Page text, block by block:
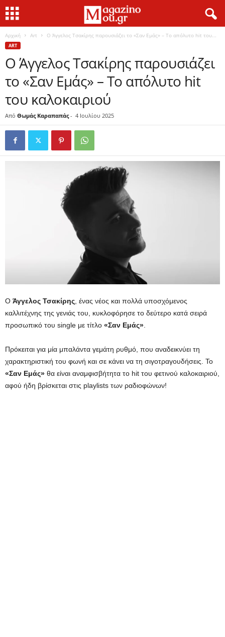
Αρχική Art Ο Άγγελος Τσακίρης παρουσιάζει το «Σαν Εμάς» – Το απόλυτο hit του...
ART
Ο Άγγελος Τσακίρης παρουσιάζει
το «Σαν Εμάς» – Το απόλυτο hit
του καλοκαιριού
Από Θωμάς Καραπαπάς- 4 Ιουλίου 2025
Ο Άγγελος Τσακίρης , ένας νέος και πολλά υποσχόμενος
καλλιτέχνης της γενιάς του, κυκλοφόρησε το δεύτερο κατά σειρά
προσωπικό του single με τίτλο «Σαν Εμάς»
Πρόκειται για μία μπαλάντα γεμάτη ρυθμό, που αναδεικνύει τη
χαρακτηριστική του φωνή και σε κάνει να τη σιγοτραγουδήσεις. Το
«Σαν Εμάς» θα είναι αναμφισβήτητα το hit του φετινού καλοκαιριού,
αφού ήδη βρίσκεται στις playlists των ραδιοφώνων!